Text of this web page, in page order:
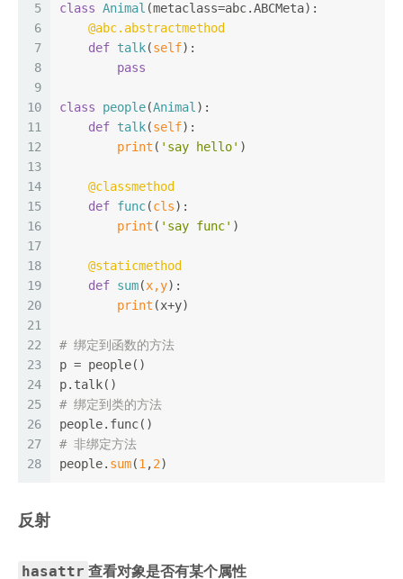
5
6
7
8
9
10
11
12
13
14
15
16
17
18
19
20
21
22
23
24
25
26
27
28
class Animal (metaclass=abc.ABCMeta):
    @abc.abstractmethod
def talk(self):
pass
class people(Animal ):
def talk(self):
print ( 'say hello' )
    @classmethod
def func(cls):
print ( 'say func' )
    @staticmethod
def sum(x,y):
print (x+y)
# 绑定到函数的方法
p = people()
p.talk()
# 绑定到类的方法
people.func()
# 非绑定方法
people. sum(1 ,2)
反射
hasattr 查看对象是否有某个属性